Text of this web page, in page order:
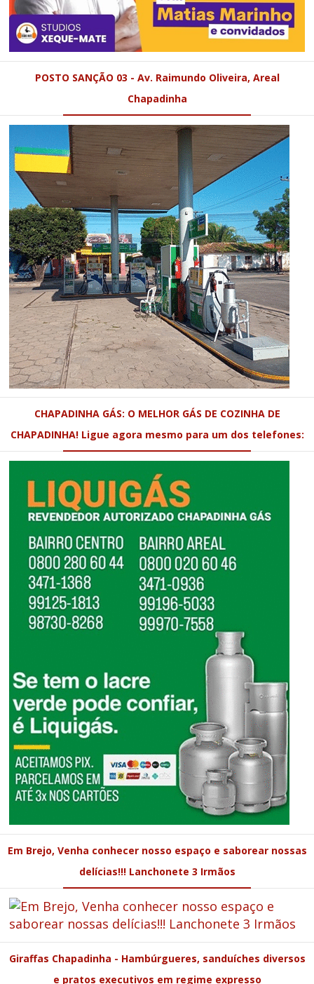
POSTO SANÇÃO 03 - Av. Raimundo Oliveira, Areal
Chapadinha
CHAPADINHA GÁS: O MELHOR GÁS DE COZINHA DE
CHAPADINHA! Ligue agora mesmo para um dos telefones:
Em Brejo, Venha conhecer nosso espaço e saborear nossas
delícias!!! Lanchonete 3 Irmãos
Giraffas Chapadinha - Hambúrgueres, sanduíches diversos
e pratos executivos em regime expresso